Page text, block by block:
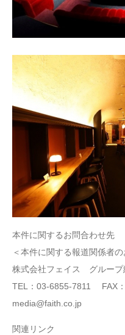
本件に関するお問合わせ先
＜本件に関する報道関係者
株式会社フェイス グルー
TEL：03-6855-7811 FAX
media@faith.co.jp
関連リンク